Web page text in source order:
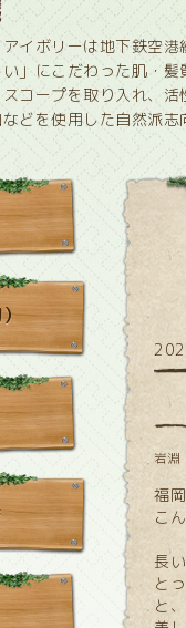
イボリーは地下鉄空
」にこだわった肌・
コープを取り入れ、
どを使用した自然派志
岩淵
福
こ
長
と
と
）